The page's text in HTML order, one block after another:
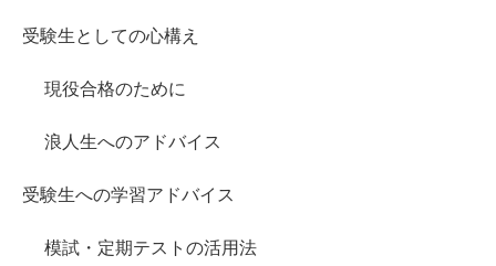
受験生としての心構え
現役合格のために
浪人生へのアドバイス
受験生への学習アドバイス
模試・定期テストの活用法